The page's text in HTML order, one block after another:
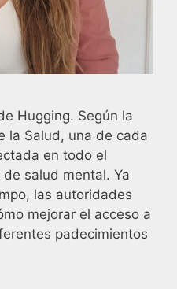
Hugging. Según la
la Salud, una de cada
en todo el
salud mental. Ya
las autoridades
mejorar el acceso a
padecimientos